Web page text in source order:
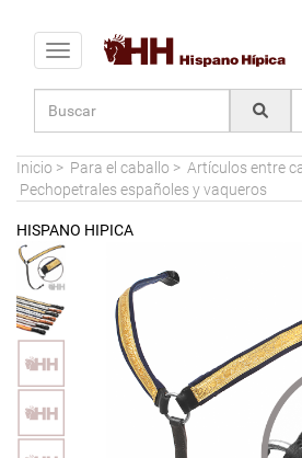
Toggle navigation
Inicio > Para el caballo > Artículos entre
Pechopetrales españoles y vaqueros
HISPANO HIPICA